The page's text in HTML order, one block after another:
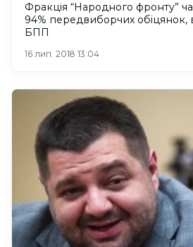
Фракція “Народного фронту”
94% передвиборчих
БПП
16 лип. 2018 13:04